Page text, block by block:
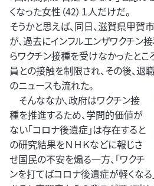
くなった女性（42）１人だけだ。
そうかと思えば、同日、滋賀県甲
が、過去にインフルエンザワクチン
らワクチン接種を受けなかったと
員との接触を制限され、その後、退
のニュースも流れた。
そんななか、政府はワクチン接
種を推進するため、学問的価値が
ない「コロナ後遺症」は存在すると
の研究結果をＮＨＫなどに報じさ
せ国民の不安を煽る一方、「ワクチ
ンを打てばコロナ後遺症が軽くな